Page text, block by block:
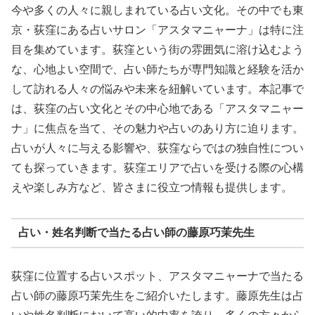
今や多くの人々に親しまれている占い文化。その中でも東
京・荻窪にある占いサロン「アスタマニャーナ」は特に注
目を集めています。荻窪という街の雰囲気に溶け込むよう
な、心地よい空間で、占い師たちが専門知識と経験を活か
して訪れる人々の悩みや未来を紐解いています。本記事で
は、荻窪の占い文化とその中心地である「アスタマニャー
ナ」に焦点を当て、その魅力や占いのあり方に迫ります。
占いが人々に与える影響や、荻窪ならではの独自性につい
ても探っていきます。荻窪エリアで占いを受ける際の心構
えや楽しみ方など、皆さまに役立つ情報も提供します。
占い・姓名判断で当たる占い師の藤原巧茉先生
荻窪に位置する占いスポット、アスタマニャーナで当たる
占い師の藤原巧茉先生をご紹介いたします。藤原先生は占